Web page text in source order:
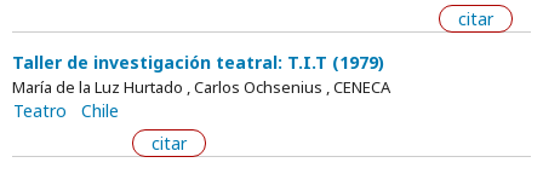
citar
Taller de investigación teatral: T.I.T (1979)
María de la Luz Hurtado , Carlos Ochsenius , CENECA
Teatro
Chile
citar